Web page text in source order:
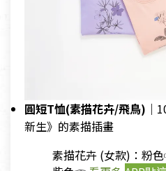
圓短T恤(素描花卉/飛鳥)｜
新生》的素描插畫
素描花卉 (女款)：粉